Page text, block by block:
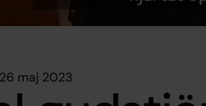
maj 2023